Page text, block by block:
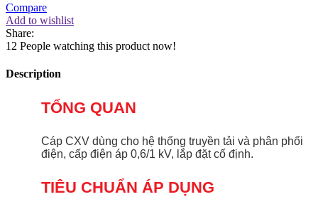
Compare
Add to wishlist
Share:
12 People watching this product now!
Description
TỔNG QUAN
Cáp CXV dùng cho hệ thống truyền tải và phân phối
điện, cấp điện áp 0,6/1 kV, lắp đặt cố định.
TIÊU CHUẨN ÁP DỤNG